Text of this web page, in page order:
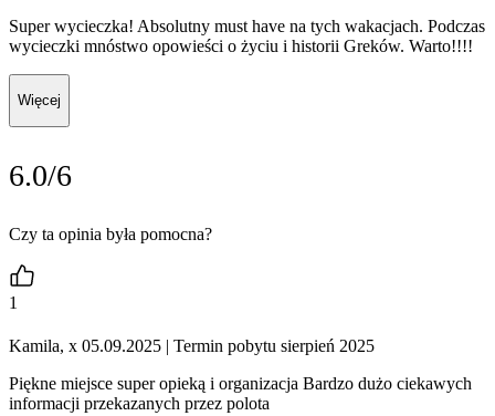
Super wycieczka! Absolutny must have na tych wakacjach. Podczas
wycieczki mnóstwo opowieści o życiu i historii Greków. Warto!!!!
Więcej
6.0/6
Czy ta opinia była pomocna?
1
Kamila, x 05.09.2025 | Termin pobytu sierpień 2025
Piękne miejsce super opieką i organizacja Bardzo dużo ciekawych
informacji przekazanych przez polota